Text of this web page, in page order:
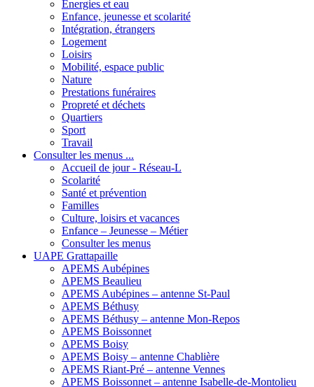
Energies et eau
Enfance, jeunesse et scolarité
Intégration, étrangers
Logement
Loisirs
Mobilité, espace public
Nature
Prestations funéraires
Propreté et déchets
Quartiers
Sport
Travail
Consulter les menus ...
Accueil de jour - Réseau-L
Scolarité
Santé et prévention
Familles
Culture, loisirs et vacances
Enfance – Jeunesse – Métier
Consulter les menus
UAPE Grattapaille
APEMS Aubépines
APEMS Beaulieu
APEMS Aubépines – antenne St-Paul
APEMS Béthusy
APEMS Béthusy – antenne Mon-Repos
APEMS Boissonnet
APEMS Boisy
APEMS Boisy – antenne Chablière
APEMS Riant-Pré – antenne Vennes
APEMS Boissonnet – antenne Isabelle-de-Montolieu